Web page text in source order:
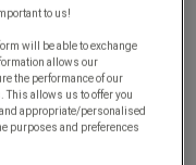
to us!
will be able to exchange
allows our
the performance of our
This allows us to offer you
appropriate/personalised
purposes and preferences